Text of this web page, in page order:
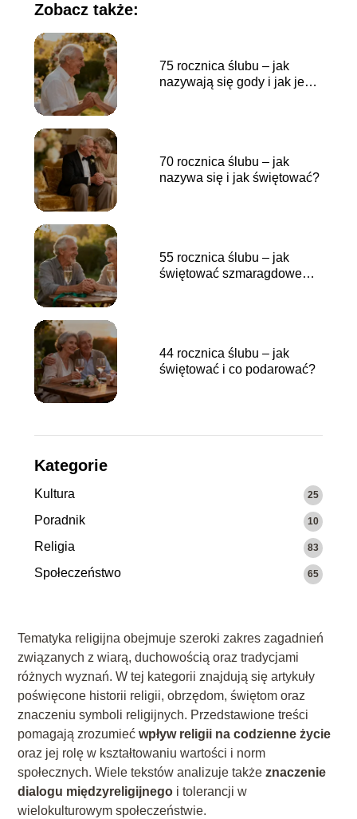
Zobacz także:
75 rocznica ślubu – jak
nazywają się gody i jak je
70 rocznica ślubu – jak
nazywa się i jak świętować?
55 rocznica ślubu – jak
świętować szmaragdowe
44 rocznica ślubu – jak
świętować i co podarować?
Kategorie
Kultura 25
Poradnik 10
Religia 83
Społeczeństwo 65
Tematyka religijna obejmuje szeroki zakres zagadnień
związanych z wiarą, duchowością oraz tradycjami
różnych wyznań. W tej kategorii znajdują się artykuły
poświęcone historii religii, obrzędom, świętom oraz
znaczeniu symboli religijnych. Przedstawione treści
pomagają zrozumiećwpływ religii na codzienne życie
oraz jej rolę w kształtowaniu wartości i norm
społecznych. Wiele tekstów analizuje takżeznaczenie
dialogu międzyreligijnego i tolerancji w
wielokulturowym społeczeństwie.